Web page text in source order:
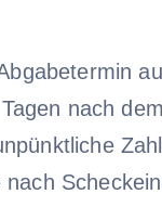
nach